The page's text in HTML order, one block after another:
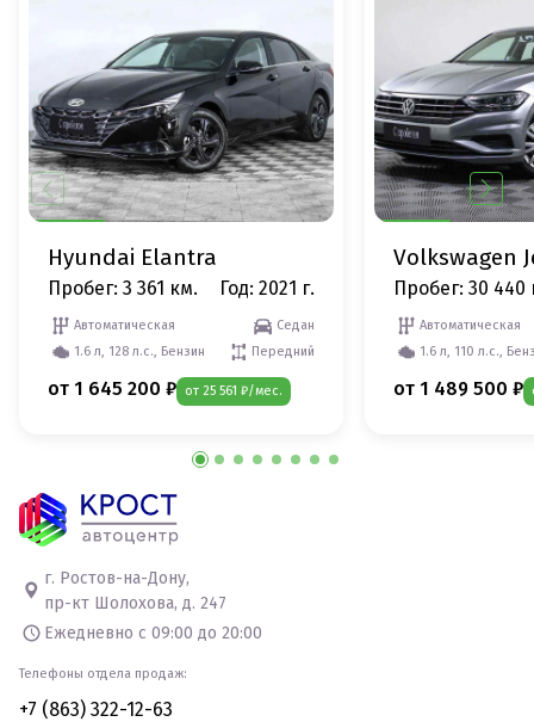
Hyundai Elantra
Пробег: 3 361 км. Год: 2021 г.
Автоматическая
Седан
1.6 л, 128 л.с., Бензин
Передний
от 1 645 200 ₽ от 25 561 ₽/мес.
Volkswagen
Пробег: 30 440
Автоматическая
1.6 л, 110 л.с.,
от 1 489 500 ₽
г. Ростов-на-Дону,
пр-кт Шолохова, д. 247
Ежедневно с 09:00 до 20:00
Телефоны отдела продаж:
+7 (863) 322-12-63